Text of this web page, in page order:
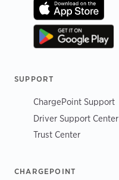
SUPPORT
ChargePoint Support
Driver Support Center
Trust Center
CHARGEPOINT